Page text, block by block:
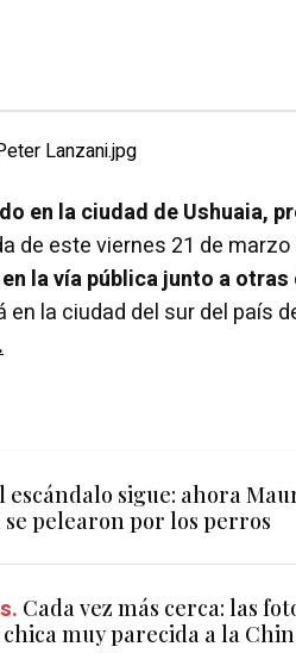
en la ciudad de Ushuaia,
de este viernes 21 de
la vía pública junto a otras
la ciudad del sur del país
escándalo sigue: ahora
se pelearon por los perros
Cada vez más cerca: las
muy parecida a la